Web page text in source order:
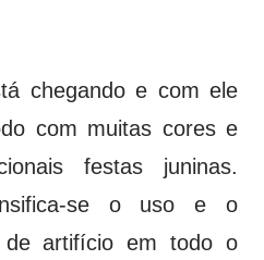
chegando e com ele
com muitas cores e
festas juninas.
se o uso e o
de artifício em todo o